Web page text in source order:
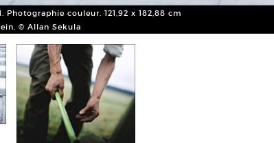
Photographie couleur. 121,92 x 182,88 cm
© Allan Sekula